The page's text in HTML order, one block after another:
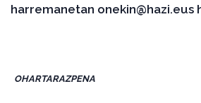
harremanetan onekin@hazi.eus
OHARTARAZPENA